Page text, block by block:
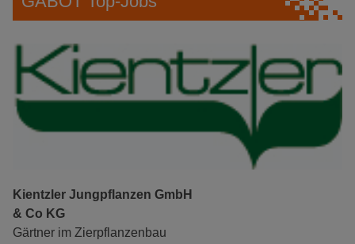
Kientzler Jungpflanzen GmbH
& Co KG
Gärtner im Zierpflanzenbau